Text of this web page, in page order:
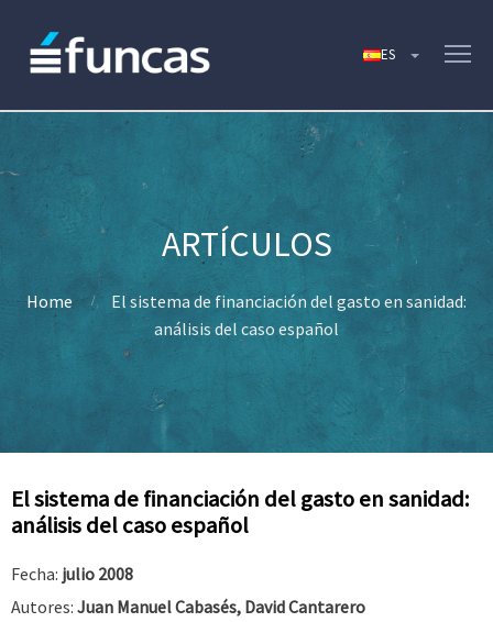
Home
El sistema de financiación del gasto en sanidad:
análisis del caso español
El sistema de financiación del gasto en sanidad:
análisis del caso español
Fecha: julio 2008
Autores: Juan Manuel Cabasés, David Cantarero